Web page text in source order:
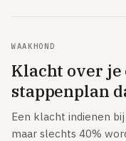
KPN
Odido
Online.nl
WAAKHOND
Klacht over
stappenplan
Een klacht indienen
maar slechts 40%